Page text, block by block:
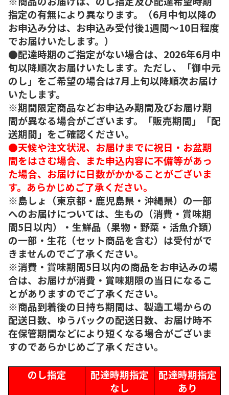
指定の有無により異なります。（6月中旬以降の
お申込み分は、お申込み受付後1週間～10日程度
でお届けいたします。）
●配達時期のご指定がない場合は、2026年6月中
旬以降順次お届けいたします。ただし、「御中元
のし」をご希望の場合は7月上旬以降順次お届け
いたします。
※期間限定商品などお申込み期間及びお届け期
間が異なる場合がございます。「販売期間」「配
送期間」をご確認ください。
●天候や注文状況、お届けまでに祝日・お盆期
間をはさむ場合、また申込内容に不備等があっ
た場合、お届けに日数がかかることがございま
す。あらかじめご了承ください。
※島しょ（東京都・鹿児島県・沖縄県）の一部
へのお届けについては、生もの（消費・賞味期
間5日以内）・生鮮品（果物・野菜・活魚介類）
の一部・生花（セット商品を含む）は受付がで
きませんのでご了承ください。
※消費・賞味期間5日以内の商品をお申込みの場
合は、お届けが消費・賞味期限の当日になるこ
とがありますのでご了承ください。
※商品到着後の日持ち期間は、製造工場からの
配送日数、ゆうパックの配送日数、お届け時不
在保管期間などにより短くなる場合がございま
すのであらかじめご了承ください。
のし指定
配達時期指定
なし
配達時期指定
あり